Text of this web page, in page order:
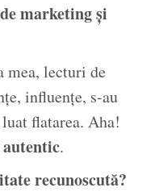
marketing și
mea, lecturi de
influențe, s-au
flatarea. Aha!
.
recunoscută?